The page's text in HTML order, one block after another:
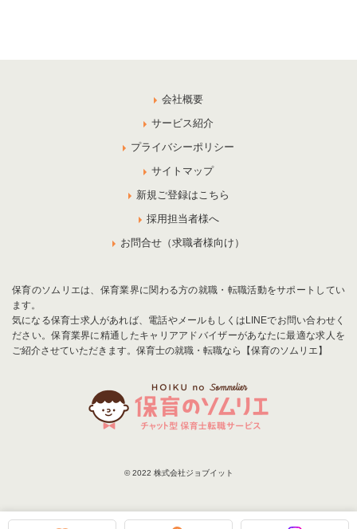
会社概要
サービス紹介
プライバシーポリシー
サイトマップ
新規ご登録はこちら
採用担当者様へ
お問合せ（求職者様向け）
保育のソムリエは、保育業界に関わる方の就職・転職活動をサポートしてい
ます。
気になる保育士求人があれば、電話やメールもしくはLINEでお問い合わせく
ださい。保育業界に精通したキャリアアドバイザーがあなたに最適な求人を
ご紹介させていただきます。保育士の就職・転職なら【保育のソムリエ】
© 2022 株式会社ジョブイット